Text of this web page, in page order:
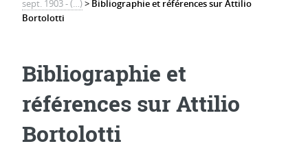
sept. 1903 - (…)> Bibliographie et références sur Attilio
Bortolotti
Bibliographie et
références sur Attilio
Bortolotti